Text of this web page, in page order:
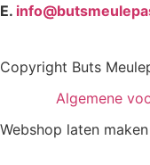
E.
Copyright Buts
Algemene
Webshop laten